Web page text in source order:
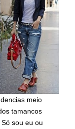
meio
tamancos
sou eu ou